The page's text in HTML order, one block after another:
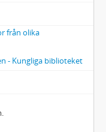
från olika
- Kungliga biblioteket